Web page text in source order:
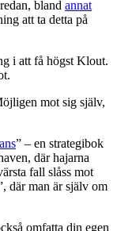
bland annat
att ta detta på
i att få högst Klout.
mot sig själv,
” – en strategibok
där hajarna
fall slåss mot
där man är själv om
omfatta din egen